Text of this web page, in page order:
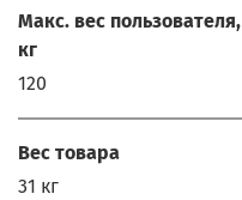
Макс. вес пользователя,
кг
120
Вес товара
31 кг